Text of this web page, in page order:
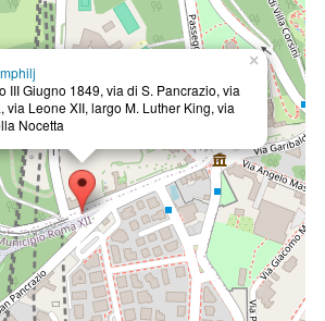
×
III Giugno 1849, via di S. Pancrazio, via
via Leone XII, largo M. Luther King, via
Nocetta